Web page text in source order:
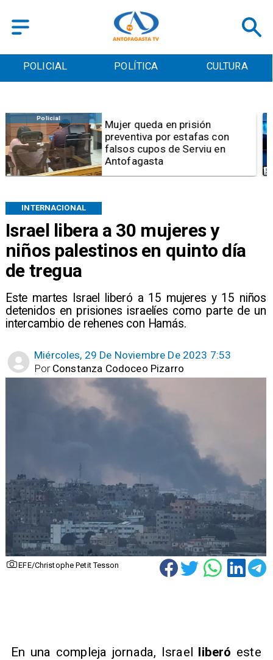
POLICIAL POLÍTICA CULTURA
Israel libera a 30 mujeres y
niños palestinos en quinto día
de tregua
Este martes Israel liberó a 15 mujeres y 15 niños
detenidos en prisiones israelíes como parte de un
intercambio de rehenes con Hamás.
INTERNACIONAL
Miércoles, 29 De Noviembre De 2023 7:53
Constanza Codoceo Pizarro
Por
EFE/Christophe Petit Tesson
Videos
Video | Choferes del
TransAntofagasta piden
sistema mixto de pago
En una compleja jornada, Israel liberó este